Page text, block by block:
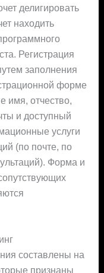
делигировать
находить
Регистрация
заполнения
форме
имя, отчество,
и доступный
услуги
(по почте, по
Форма и
составлены на
признаны